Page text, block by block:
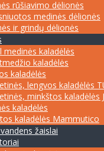
rūšiavimo dėlionės
medinės dėlionės
ir grindų dėlionės
medinės kaladėlės
kaladėlės
kaladėlės
lengvos kaladėlės
minkštos kaladėlės
kaladėlės
kaladėlės Mammutico
žaislai